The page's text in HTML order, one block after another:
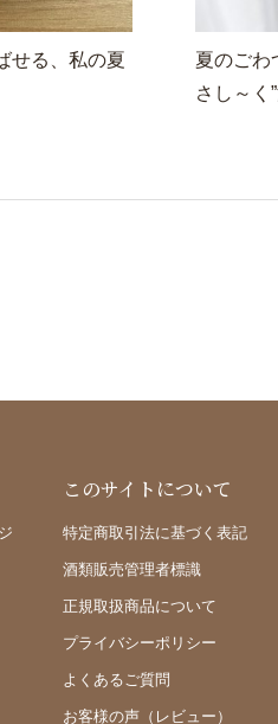
せる、私の夏
夏のごわ
さし～く
このサイトについて
特定商取引法に基づく表記
酒類販売管理者標識
正規取扱商品について
プライバシーポリシー
よくあるご質問
お客様の声（レビュー）